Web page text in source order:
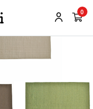
0